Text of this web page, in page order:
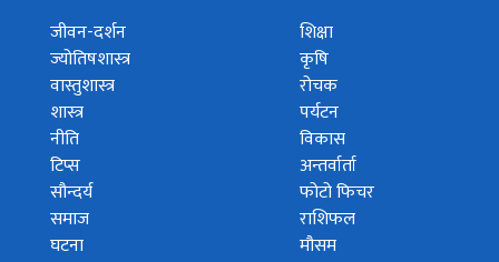
जीवन-दर्शन
ज्योतिषशास्त्र
वास्तुशास्त्र
शास्त्र
नीति
टिप्स
सौन्दर्य
समाज
घटना
शिक्षा
कृषि
रोचक
पर्यटन
विकास
अन्तर्वार्ता
फोटो फिचर
राशिफल
मौसम